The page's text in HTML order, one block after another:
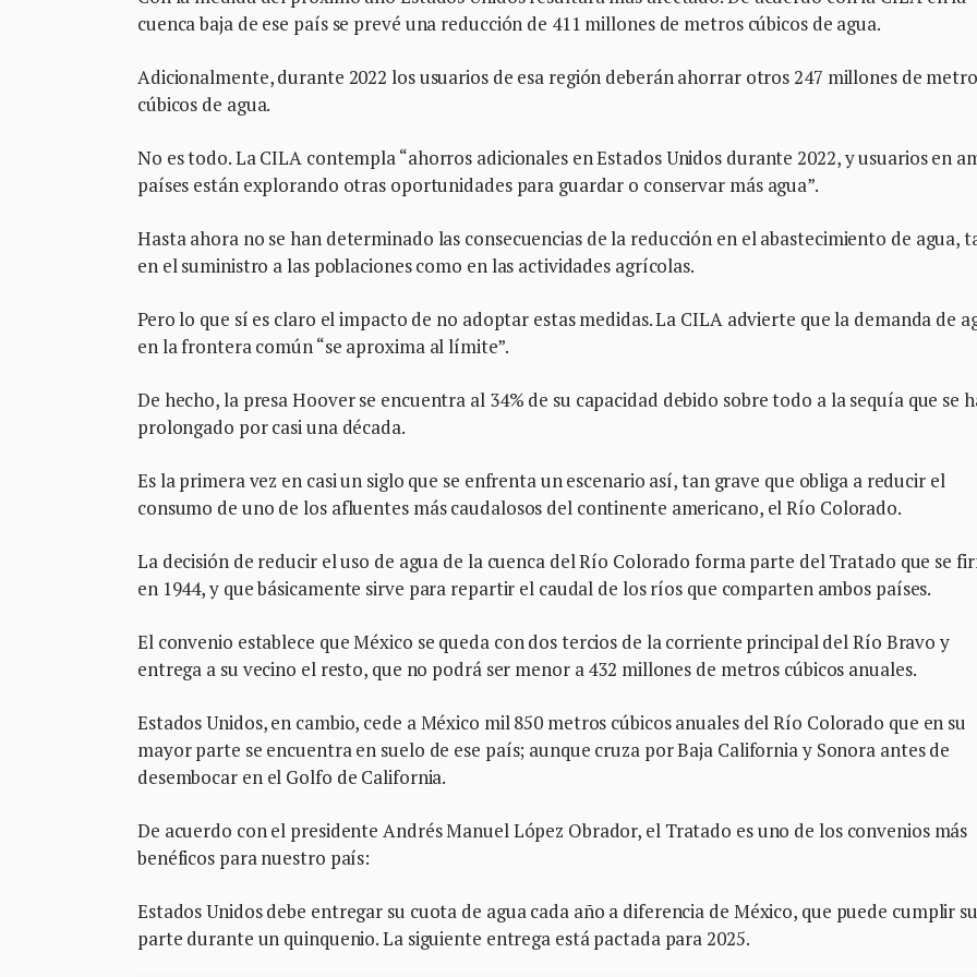
cuenca baja de ese país se prevé una reducción de 411 millones de metros cúbicos de agua.
Adicionalmente, durante 2022 los usuarios de esa región deberán ahorrar otros 247 millones de
cúbicos de agua.
No es todo. La CILA contempla “ahorros adicionales en Estados Unidos durante 2022, y usuarios en
países están explorando otras oportunidades para guardar o conservar más agua”.
Hasta ahora no se han determinado las consecuencias de la reducción en el abastecimiento de agua,
en el suministro a las poblaciones como en las actividades agrícolas.
Pero lo que sí es claro el impacto de no adoptar estas medidas. La CILA advierte que la demanda de
en la frontera común “se aproxima al límite”.
De hecho, la presa Hoover se encuentra al 34% de su capacidad debido sobre todo a la sequía que se
prolongado por casi una década.
Es la primera vez en casi un siglo que se enfrenta un escenario así, tan grave que obliga a reducir el
consumo de uno de los afluentes más caudalosos del continente americano, el Río Colorado.
La decisión de reducir el uso de agua de la cuenca del Río Colorado forma parte del Tratado que se
en 1944, y que básicamente sirve para repartir el caudal de los ríos que comparten ambos países.
El convenio establece que México se queda con dos tercios de la corriente principal del Río Bravo y
entrega a su vecino el resto, que no podrá ser menor a 432 millones de metros cúbicos anuales.
Estados Unidos, en cambio, cede a México mil 850 metros cúbicos anuales del Río Colorado que en su
mayor parte se encuentra en suelo de ese país; aunque cruza por Baja California y Sonora antes de
desembocar en el Golfo de California.
De acuerdo con el presidente Andrés Manuel López Obrador, el Tratado es uno de los convenios más
benéficos para nuestro país:
Estados Unidos debe entregar su cuota de agua cada año a diferencia de México, que puede cumplir su
parte durante un quinquenio. La siguiente entrega está pactada para 2025.